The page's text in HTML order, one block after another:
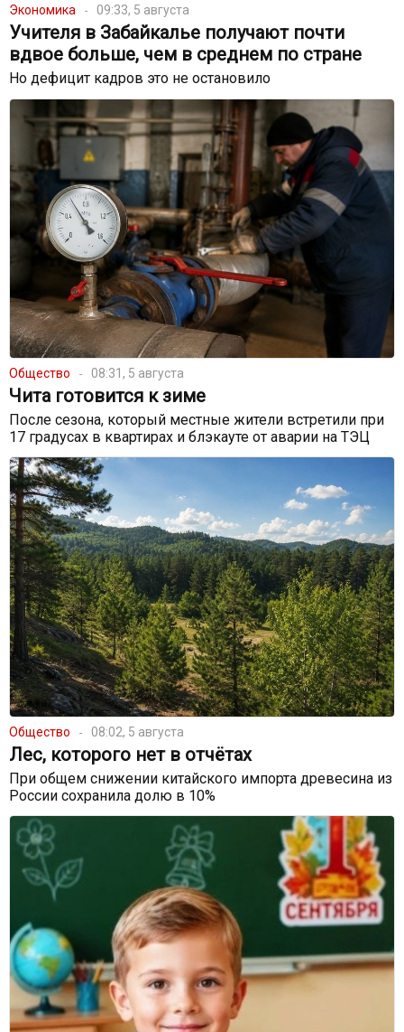
Экономика 09:33, 5 августа
Учителя в Забайкалье получают почти
вдвое больше, чем в среднем по стране
Но дефицит кадров это не остановило
Общество 08:31, 5 августа
Чита готовится к зиме
После сезона, который местные жители встретили при
17 градусах в квартирах и блэкауте от аварии на ТЭЦ
Общество 08:02, 5 августа
Лес, которого нет в отчётах
При общем снижении китайского импорта древесина из
России сохранила долю в 10%